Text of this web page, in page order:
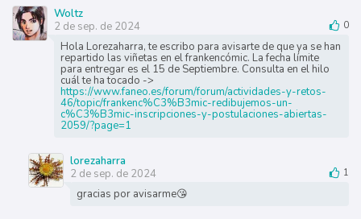
Woltz
2 de sep. de 2024
0
Hola Lorezaharra, te escribo para avisarte de que ya se han
repartido las viñetas en el frankencómic. La fecha límite
para entregar es el 15 de Septiembre. Consulta en el hilo
cuál te ha tocado ->
https://www.faneo.es/forum/forum/actividades-y-retos-
46/topic/frankenc%C3%B3mic-redibujemos-un-
c%C3%B3mic-inscripciones-y-postulaciones-abiertas-
2059/?page=1
lorezaharra
2 de sep. de 2024
1
gracias por avisarme😘